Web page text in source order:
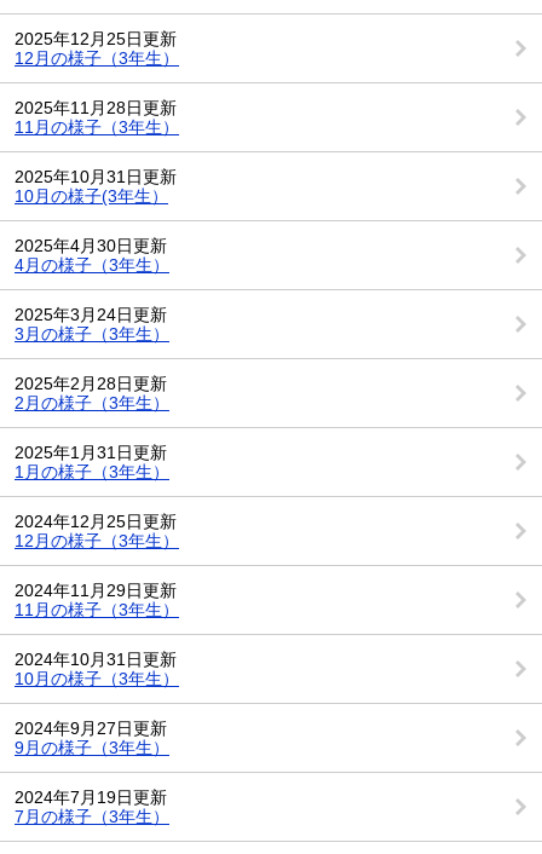
2025年12月25日更新
12月の様子（3年生）
2025年11月28日更新
11月の様子（3年生）
2025年10月31日更新
10月の様子(3年生）
2025年4月30日更新
4月の様子（3年生）
2025年3月24日更新
3月の様子（3年生）
2025年2月28日更新
2月の様子（3年生）
2025年1月31日更新
1月の様子（3年生）
2024年12月25日更新
12月の様子（3年生）
2024年11月29日更新
11月の様子（3年生）
2024年10月31日更新
10月の様子（3年生）
2024年9月27日更新
9月の様子（3年生）
2024年7月19日更新
7月の様子（3年生）